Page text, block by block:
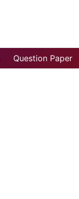
Question Paper